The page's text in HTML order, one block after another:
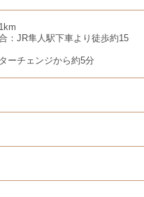
：JR隼人駅下車より徒歩約15
ーチェンジから約5分